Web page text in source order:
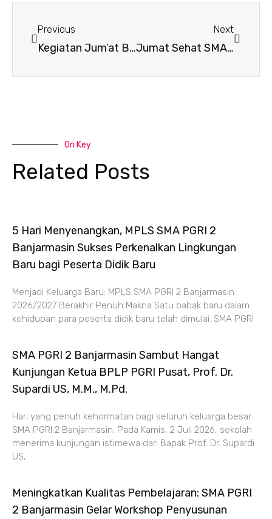
Previous
Kegiatan Jum’at Bersih Pertama Tahun Ajaran 2023/2024
Next
Jumat Sehat SMA PGRI 2 Banjarmasin
On Key
Related Posts
5 Hari Menyenangkan, MPLS SMA PGRI 2
Banjarmasin Sukses Perkenalkan Lingkungan
Baru bagi Peserta Didik Baru
Menjadi Keluarga Baru: MPLS SMA PGRI 2 Banjarmasin
2026/2027 Berakhir Penuh Makna Satu babak baru dalam
kehidupan para peserta didik baru telah dimulai. SMA PGRI
SMA PGRI 2 Banjarmasin Sambut Hangat
Kunjungan Ketua BPLP PGRI Pusat, Prof. Dr.
Supardi US, M.M., M.Pd.
Hari yang penuh kehormatan bagi seluruh keluarga besar
SMA PGRI 2 Banjarmasin. Pada Kamis, 2 Juli 2026, sekolah
menerima kunjungan istimewa dari Bapak Prof. Dr. Supardi
US,
Meningkatkan Kualitas Pembelajaran: SMA PGRI
2 Banjarmasin Gelar Workshop Penyusunan